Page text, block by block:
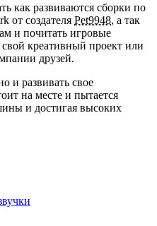
как развиваются сборки по
от создателя Pet9948, а так
и почитать игровые
креативный проект или
друзей.
и развивать свое
на месте и пытается
и достигая высоких